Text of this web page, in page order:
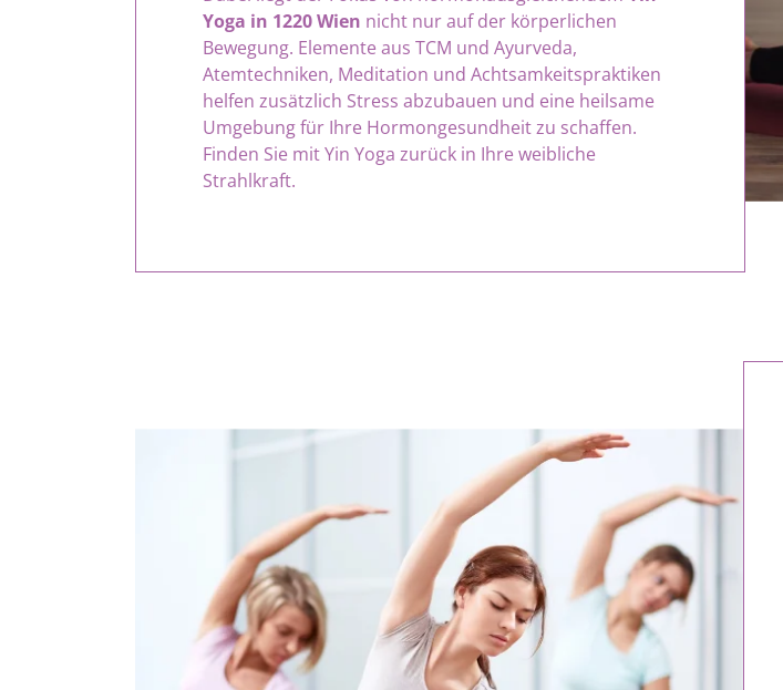
Yoga in 1220 Wien nicht nur auf der körperlichen
Bewegung. Elemente aus TCM und Ayurveda,
Atemtechniken, Meditation und Achtsamkeitspraktiken
helfen zusätzlich Stress abzubauen und eine heilsame
Umgebung für Ihre Hormongesundheit zu schaffen.
Finden Sie mit Yin Yoga zurück in Ihre weibliche
Strahlkraft.